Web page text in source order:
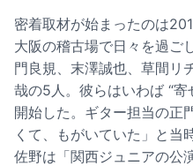
密着取材が始まったのは
大阪の稽古場で日々を過ご
門良規、末澤誠也、草間リ
哉の5人。彼らはいわば “
開始した。ギター担当の正
くて、もがいていた」と当
佐野は「関西ジュニアの公